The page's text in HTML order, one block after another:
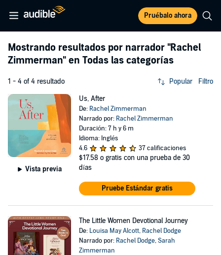
Pruébalo ahora
Mostrando resultados por narrador "Rachel
Zimmerman" en Todas las categorías
1 - 4 of 4 resultado Popular Filtro
Vista previa
Us, After
De: Rachel Zimmerman
Narrado por: Rachel Zimmerman
Duración: 7 h y 6 m
Idioma: Inglés
4.6
37 calificaciones
$17.58 o gratis con una prueba de 30
días
Pruebe Estándar gratis
The Little Women Devotional Journey
De: Louisa May Alcott, Rachel Dodge
Narrado por: Rachel Dodge,Sarah
Zimmerman